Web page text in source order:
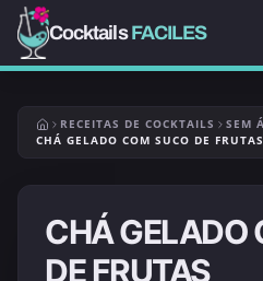
CocktailsFACILES
RECEITAS DE COCKTAILS
SEM
CHÁ GELADO COM SUCO DE FRUTAS
CHÁ GELADO
DE FRUTAS